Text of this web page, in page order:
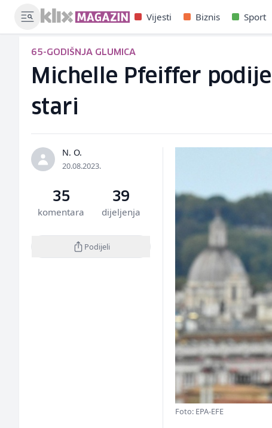
Vijesti Biznis Sport
65-GODIŠNJA GLUMICA
Michelle Pfeiffer
stari
N. O.
20.08.2023.
35
komentara
39
dijeljenja
Podijeli
Foto: EPA-EFE